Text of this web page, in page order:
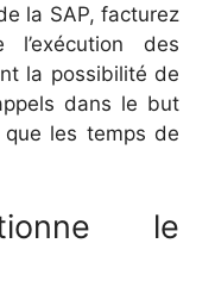
la SAP, facturez
des
la possibilité de
dans le but
les temps de
le